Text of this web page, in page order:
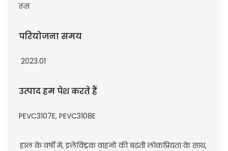
रूस
परियोजना समय
2023.01
उत्पाद हम पेश करते हैं
PEVC3107E, PEVC3108E
हाल के वर्षों में, इलेक्ट्रिक वाहनों की बढ़ती लोकप्रियता के साथ,